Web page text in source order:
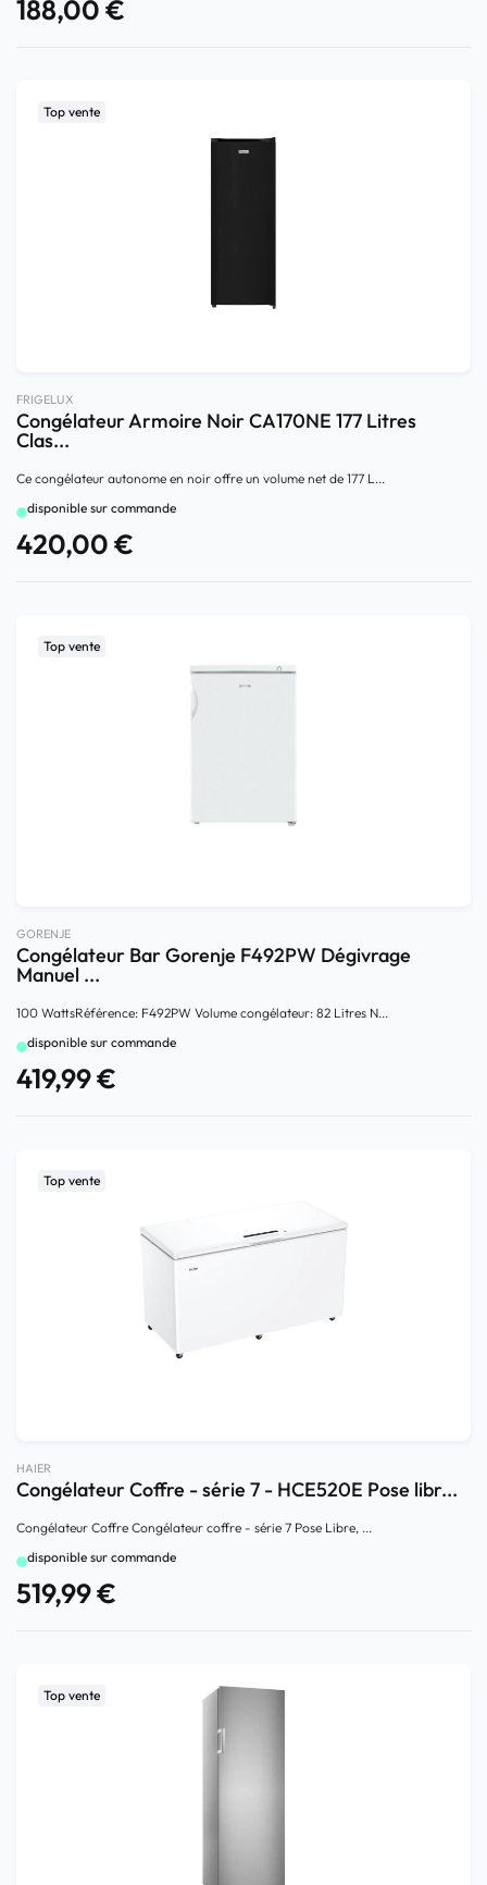
188,00€
Top vente
FRIGELUX
Congélateur Armoire Noir CA170NE 177 Litres
Clas...
Ce congélateur autonome en noir offre un volume net de 177 L...
disponible sur commande
420,00€
Top vente
GORENJE
Congélateur Bar Gorenje F492PW Dégivrage
Manuel ...
100 WattsRéférence: ‎F492PW Volume congélateur: ‎82 Litres N...
disponible sur commande
419,99€
Top vente
HAIER
Congélateur Coffre - série 7 - HCE520E Pose libr...
Congélateur Coffre Congélateur coffre - série 7 Pose Libre, ...
disponible sur commande
519,99€
Top vente